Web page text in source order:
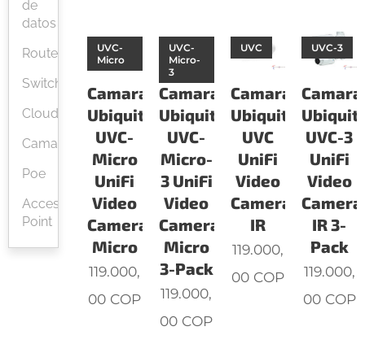
de
datos
Router
Switchs
Cloud
Camaras
Poe
Access
Point
Camaras
Ubiquiti
UVC-
Micro
UniFi
Video
Camera
Micro
UVC-
Micro
119.000,
00 COP
Camaras
Ubiquiti
UVC-
Micro-
3 UniFi
Video
Camera
Micro
3-Pack
UVC-
Micro-
3
119.000,
00 COP
Camaras
Ubiquiti
UVC
UniFi
Video
Camera
IR
UVC
119.000,
00COP
Ubiquiti
UVC-3
UniFi
Video
Camera
IR 3-
Pack
UVC-3
119.000,
00COP